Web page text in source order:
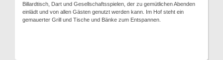
Billardtisch, Dart und Gesellschaftsspielen, der zu gemütlichen Abenden
einlädt und von allen Gästen genutzt werden kann. Im Hof steht ein
gemauerter Grill und Tische und Bänke zum Entspannen.